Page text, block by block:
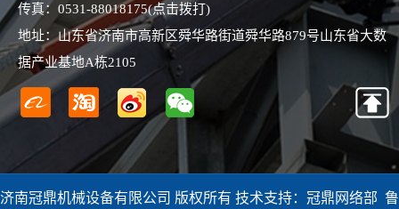
传真： 0531-88018175(点击拨打)
地址：山东省济南市高新区舜华路街道舜华路879号山东省大数
据产业基地A栋2105
济南冠鼎机械设备有限公司 版权所有 技术支持：冠鼎网络部 鲁